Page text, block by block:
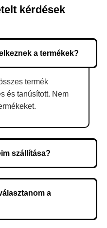
kérdések
a termékek?
termék
és tanúsított. Nem
szállítása?
a szállítási címtől.
a